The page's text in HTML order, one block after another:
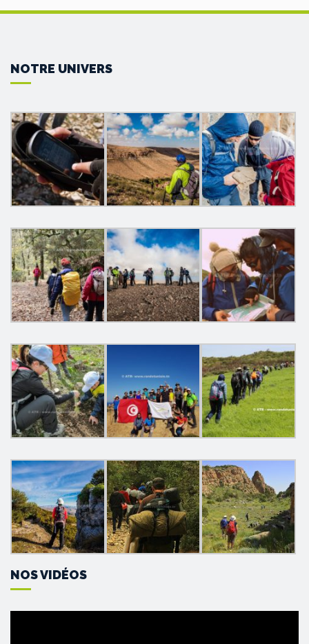
NOTRE UNIVERS
NOS VIDÉOS